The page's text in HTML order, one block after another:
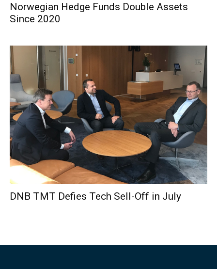
Norwegian Hedge Funds Double Assets
Since 2020
DNB TMT Defies Tech Sell-Off in July